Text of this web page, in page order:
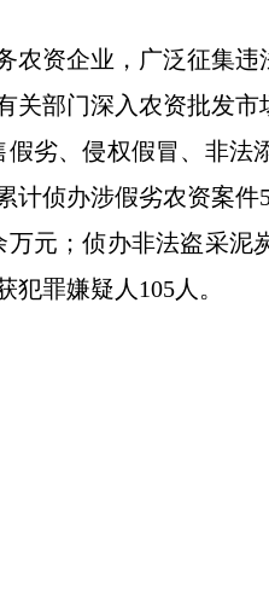
农资企业，广泛征集
关部门深入农资批发
假劣、侵权假冒、非
计侦办涉假劣农资案
万元；侦办非法盗采
犯罪嫌疑人105人。